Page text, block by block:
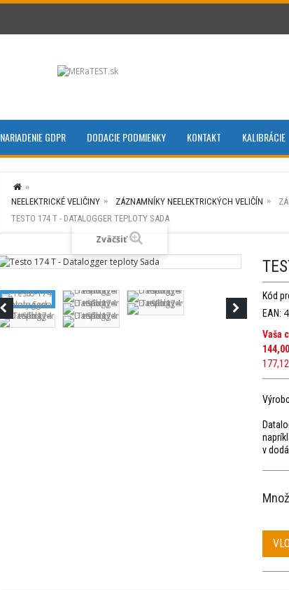
NARIADENIE GDPR DODACIE PODMIENKY KONTAKT KALIBRÁCIE
NEELEKTRICKÉ VELIČINY ZÁZNAMNÍKY NEELEKTRICKÝCH VELIČÍN
TESTO 174 T - DATALOGGER TEPLOTY SADA
Zväčšiť
Kód
EAN:
Vaša
v